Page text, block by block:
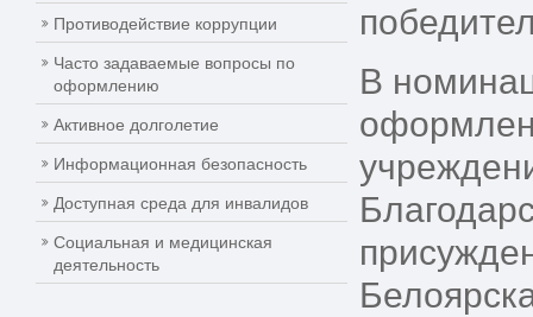
Противодействие коррупции
Часто задаваемые вопросы по
оформлению
Активное долголетие
Информационная безопасность
Доступная среда для инвалидов
Социальная и медицинская
деятельность
В